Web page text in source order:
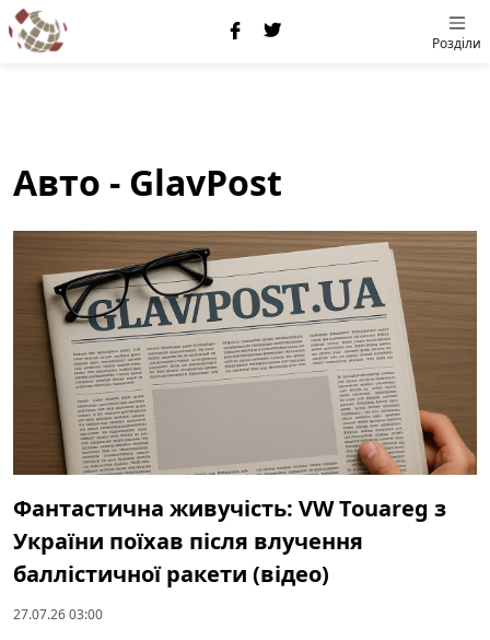
Розділи
Авто - GlavPost
Фантастична живучість: VW Touareg з
України поїхав після влучення
баллістичної ракети (відео)
27.07.26 03:00